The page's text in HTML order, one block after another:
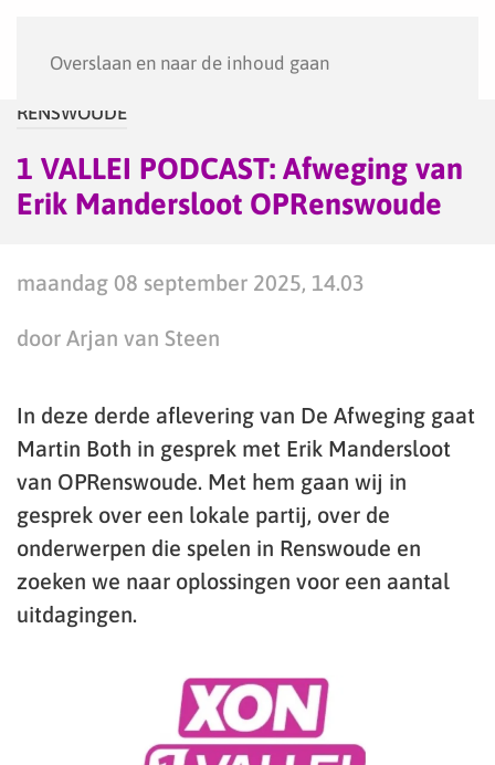
Overslaan en naar de inhoud gaan
RENSWOUDE
1 VALLEI PODCAST: Afweging van
Erik Mandersloot OPRenswoude
maandag 08 september 2025, 14.03
door Arjan van Steen
In deze derde aflevering van De Afweging gaat
Martin Both in gesprek met Erik Mandersloot
van OPRenswoude. Met hem gaan wij in
gesprek over een lokale partij, over de
onderwerpen die spelen in Renswoude en
zoeken we naar oplossingen voor een aantal
uitdagingen.